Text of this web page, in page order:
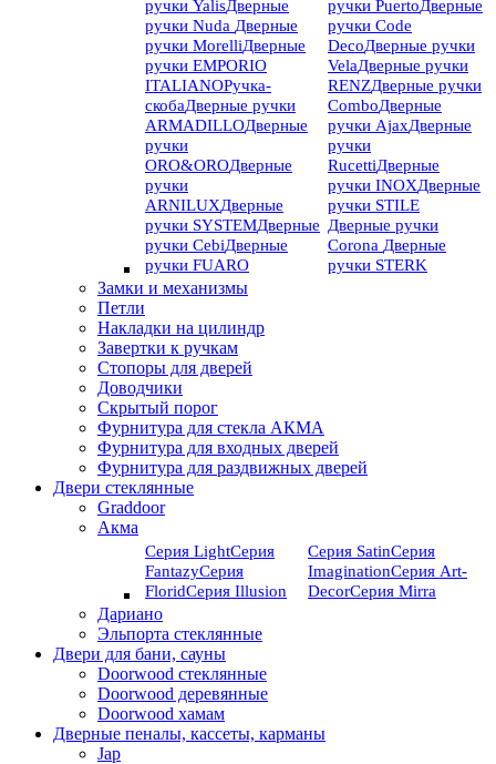
ручки YalisДверные
ручки Nuda Дверные
ручки MorelliДверные
ручки EMPORIO
ITALIANOРучка-
скобаДверные ручки
ARMADILLOДверные
ручки
ORO&OROДверные
ручки
ARNILUXДверные
ручки SYSTEMДверные
ручки CebiДверные
ручки FUARO
ручки PuertoДверные
ручки Code
DecoДверные ручки
VelaДверные ручки
RENZДверные ручки
ComboДверные
ручки AjaxДверные
ручки
RucettiДверные
ручки INOXДверные
ручки STILE
Дверные ручки
Corona Дверные
ручки STERK
Замки и механизмы
Петли
Накладки на цилиндр
Завертки к ручкам
Стопоры для дверей
Доводчики
Скрытый порог
Фурнитура для стекла АКМА
Фурнитура для входных дверей
Фурнитура для раздвижных дверей
Двери стеклянные
Graddoor
Акма
Серия LightСерия
FantazyСерия
FloridСерия Illusion
Серия SatinСерия
ImaginationСерия Art-
DeсorСерия Mirra
Дариано
Эльпорта стеклянные
Двери для бани, сауны
Doorwood стеклянные
Doorwood деревянные
Doorwood хамам
Дверные пеналы, кассеты, карманы
Jap